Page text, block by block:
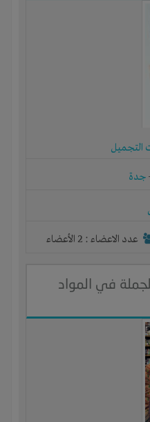
التجميل
جدة
عدد الاعضاء : 2 الأعضاء
في المواد